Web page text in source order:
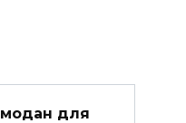
для